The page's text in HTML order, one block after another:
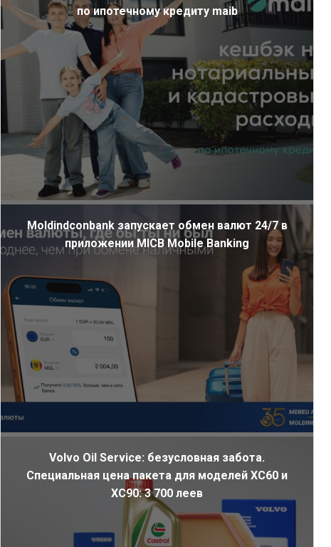
по ипотечному кредиту maib
Moldindconbank запускает обмен валют 24/7 в
приложении MICB Mobile Banking
Volvo Oil Service: безусловная забота.
Специальная цена пакета для моделей XC60 и
XC90: 3 700 леев